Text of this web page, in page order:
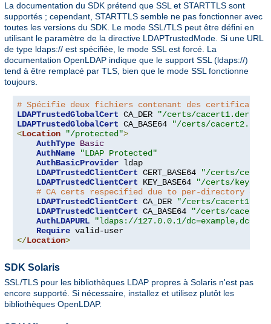
La documentation du SDK prétend que SSL et STARTTLS sont
supportés ; cependant, STARTTLS semble ne pas fonctionner avec
toutes les versions du SDK. Le mode SSL/TLS peut être défini en
utilisant le paramètre de la directive LDAPTrustedMode. Si une URL
de type ldaps:// est spécifiée, le mode SSL est forcé. La
documentation OpenLDAP indique que le support SSL (ldaps://)
tend à être remplacé par TLS, bien que le mode SSL fonctionne
toujours.
# Spécifie deux fichiers contenant des certificats
LDAPTrustedGlobalCert CA_DER
"/certs/cacert1.der"
LDAPTrustedGlobalCert CA_BASE64
"/certs/cacert2.pem"
<Location "/protected">
AuthType Basic
AuthName
"LDAP Protected"
AuthBasicProvider ldap
LDAPTrustedClientCert CERT_BASE64
"/certs/
LDAPTrustedClientCert KEY_BASE64
"/certs/
# CA certs respecified due to per-directory
LDAPTrustedClientCert CA_DER
"/certs/
LDAPTrustedClientCert CA_BASE64
"/certs/
AuthLDAPURL
"ldaps://127.0.0.1/
Require
</Location>
SDK Solaris
SSL/TLS pour les bibliothèques LDAP propres à Solaris n'est pas
encore supporté. Si nécessaire, installez et utilisez plutôt les
bibliothèques OpenLDAP.